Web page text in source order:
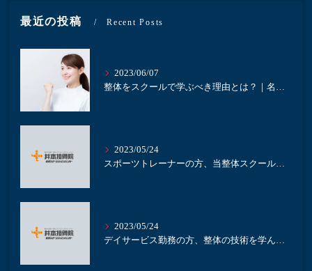
最近の投稿 Recent Posts
2023/06/07
整体をスクールで学ぶべき理由とは？｜名古屋にある井本接骨院
2023/05/24
スポーツトレーナーの方、当整体スクールで整体を学びませんか？｜名古屋の整体スクール井本接骨院
2023/05/24
デイサービス勤務の方、整体の技術を学んで業務に活かしませんか？｜名古屋の整体スクール井本接骨院